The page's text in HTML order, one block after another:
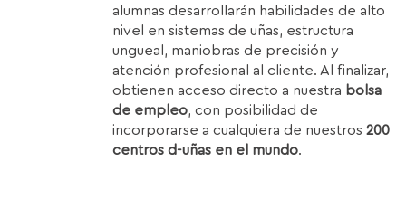
alumnas desarrollarán habilidades de alto
nivel en sistemas de uñas, estructura
ungueal, maniobras de precisión y
atención profesional al cliente. Al finalizar,
obtienen acceso directo a nuestra bolsa
de empleo, con posibilidad de
incorporarse a cualquiera de nuestros200
centros d-uñas en el mundo.